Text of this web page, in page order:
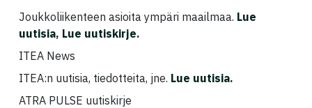
Joukkoliikenteen asioita ympäri maailmaa. Lue
uutisia, Lue uutiskirje.
ITEA News
ITEA:n uutisia, tiedotteita, jne. Lue uutisia.
ATRA PULSE uutiskirje